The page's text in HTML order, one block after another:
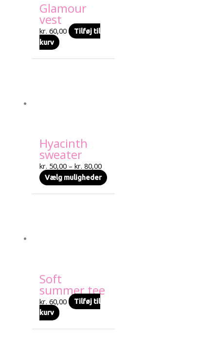
Glamour
vest
kr. 60,00
Tilføj til
kurv
Hyacinth
sweater
kr. 50,00 – kr. 80,00
Vælg muligheder
Soft
summer tee
kr. 60,00
Tilføj til
kurv